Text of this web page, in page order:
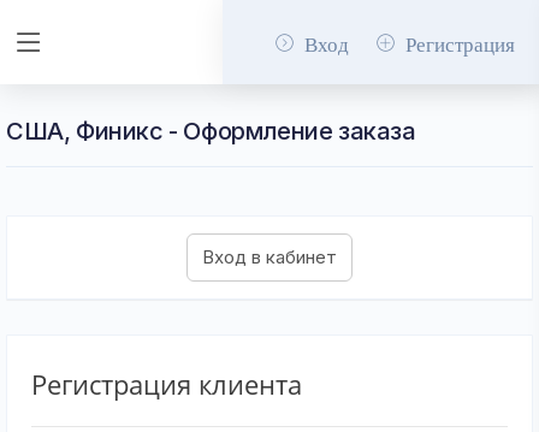
Вход Регистрация
США, Финикс - Оформление заказа
Регистрация клиента